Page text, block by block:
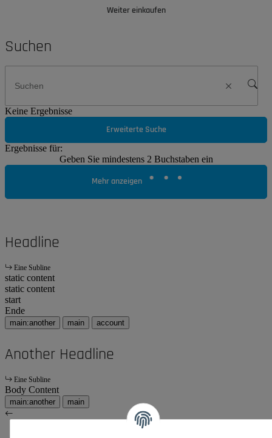
Weiter einkaufen
Suchen
Keine Ergebnisse
Erweiterte Suche
Ergebnisse für:
Geben Sie mindestens 2 Buchstaben ein
Mehr anzeigen
Headline
Eine Subline
static content
static content
start
Ende
main:another main account
Another Headline
Eine Subline
Body Content
main:another main